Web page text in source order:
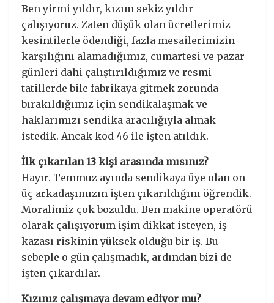
Ben yirmi yıldır, kızım sekiz yıldır
çalışıyoruz. Zaten düşük olan ücretlerimiz
kesintilerle ödendiği, fazla mesailerimizin
karşılığını alamadığımız, cumartesi ve pazar
günleri dahi çalıştırıldığımız ve resmi
tatillerde bile fabrikaya gitmek zorunda
bırakıldığımız için sendikalaşmak ve
haklarımızı sendika aracılığıyla almak
istedik. Ancak kod 46 ile işten atıldık.
İlk çıkarılan 13 kişi arasında mısınız?
Hayır. Temmuz ayında sendikaya üye olan on
üç arkadaşımızın işten çıkarıldığını öğrendik.
Moralimiz çok bozuldu. Ben makine operatörü
olarak çalışıyorum işim dikkat isteyen, iş
kazası riskinin yüksek olduğu bir iş. Bu
sebeple o gün çalışmadık, ardından bizi de
işten çıkardılar.
Kızınız çalışmaya devam ediyor mu?